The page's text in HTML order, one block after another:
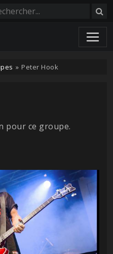
» Peter Hook
pour ce groupe.